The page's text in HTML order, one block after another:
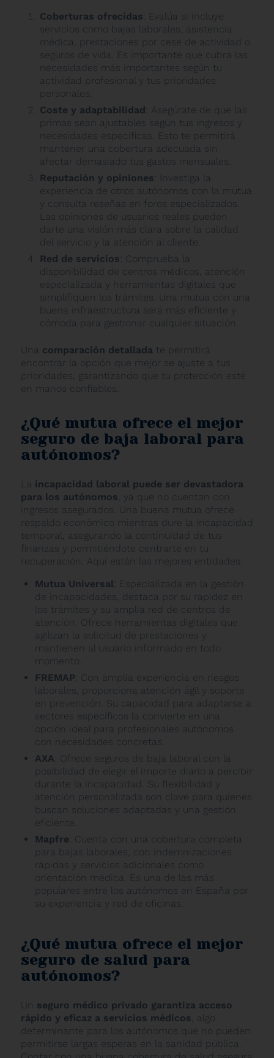
Coberturas ofrecidas : Evalúa si incluye
servicios como bajas laborales, asistencia
médica, prestaciones por cese de actividad o
seguros de vida. Es importante que cubra las
necesidades más importantes según tu
actividad profesional y tus prioridades
personales.
Coste y adaptabilidad : Asegúrate de que las
primas sean ajustables según tus ingresos y
necesidades específicas. Esto te permitirá
mantener una cobertura adecuada sin
afectar demasiado tus gastos mensuales.
Reputación y opiniones : Investiga la
experiencia de otros autónomos con la mutua
y consulta reseñas en foros especializados.
Las opiniones de usuarios reales pueden
darte una visión más clara sobre la calidad
del servicio y la atención al cliente.
Red de servicios : Comprueba la
disponibilidad de centros médicos, atención
especializada y herramientas digitales que
simplifiquen los trámites. Una mutua con una
buena infraestructura será más eficiente y
cómoda para gestionar cualquier situación.
Una comparación detallada te permitirá
encontrar la opción que mejor se ajuste a tus
prioridades, garantizando que tu protección esté
en manos confiables.
¿Qué mutua ofrece el mejor
seguro de baja laboral para
autónomos?
La incapacidad laboral puede ser devastadora
para los autónomos, ya que no cuentan con
ingresos asegurados. Una buena mutua ofrece
respaldo económico mientras dure la incapacidad
temporal, asegurando la continuidad de tus
finanzas y permitiéndote centrarte en tu
recuperación. Aquí están las mejores entidades:
Mutua Universal: Especializada en la gestión
de incapacidades, destaca por su rapidez en
los trámites y su amplia red de centros de
atención. Ofrece herramientas digitales que
agilizan la solicitud de prestaciones y
mantienen al usuario informado en todo
momento.
FREMAP : Con amplia experiencia en riesgos
laborales, proporciona atención ágil y soporte
en prevención. Su capacidad para adaptarse a
sectores específicos la convierte en una
opción ideal para profesionales autónomos
con necesidades concretas.
AXA : Ofrece seguros de baja laboral con la
posibilidad de elegir el importe diario a percibir
durante la incapacidad. Su flexibilidad y
atención personalizada son clave para quienes
buscan soluciones adaptadas y una gestión
eficiente.
Mapfre : Cuenta con una cobertura completa
para bajas laborales, con indemnizaciones
rápidas y servicios adicionales como
orientación médica. Es una de las más
populares entre los autónomos en España por
su experiencia y red de oficinas.
¿Qué mutua ofrece el mejor
seguro de salud para
autónomos?
Un seguro médico privado garantiza acceso
rápido y eficaz a servicios médicos, algo
determinante para los autónomos que no pueden
permitirse largas esperas en la sanidad pública.